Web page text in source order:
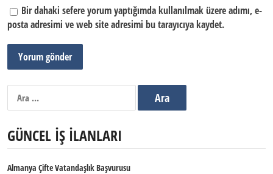
Bir dahaki sefere yorum yaptığımda kullanılmak üzere adımı, e-
posta adresimi ve web site adresimi bu tarayıcıya kaydet.
GÜNCEL İŞ İLANLARI
Almanya Çifte Vatandaşlık Başvurusu